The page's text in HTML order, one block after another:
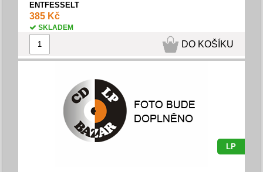
ENTFESSELT
385 Kč
SKLADEM
DO KOŠÍKU
LP